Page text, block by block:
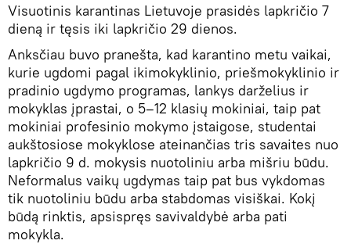
Visuotinis karantinas Lietuvoje prasidės lapkričio 7
dieną ir tęsis iki lapkričio 29 dienos.
Anksčiau buvo pranešta, kad karantino metu vaikai,
kurie ugdomi pagal ikimokyklinio, priešmokyklinio ir
pradinio ugdymo programas, lankys darželius ir
mokyklas įprastai, o 5–12 klasių mokiniai, taip pat
mokiniai profesinio mokymo įstaigose, studentai
aukštosiose mokyklose ateinančias tris savaites nuo
lapkričio 9 d. mokysis nuotoliniu arba mišriu būdu.
Neformalus vaikų ugdymas taip pat bus vykdomas
tik nuotoliniu būdu arba stabdomas visiškai. Kokį
būdą rinktis, apsispręs savivaldybė arba pati
mokykla.